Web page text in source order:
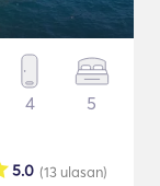
4 5
(13 ulasan)
5.0